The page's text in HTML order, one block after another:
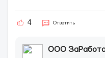
4 Ответить
ООО